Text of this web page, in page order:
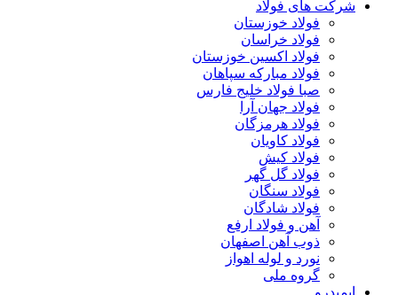
شرکت های فولاد
فولاد خوزستان
فولاد خراسان
فولاد اکسین خوزستان
فولاد مبارکه سپاهان
صبا فولاد خلیج فارس
فولاد جهان آرا
فولاد هرمزگان
فولاد کاویان
فولاد کیش
فولاد گل گهر
فولاد سنگان
فولاد شادگان
آهن و فولاد ارفع
ذوب آهن اصفهان
نورد و لوله اهواز
گروه ملی
ایمیدرو